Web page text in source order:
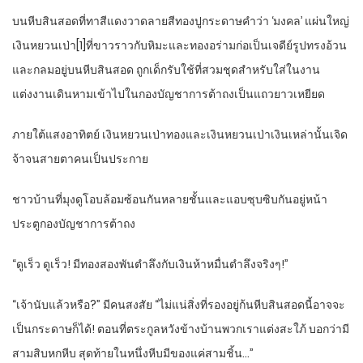
บนหีบสินสอดที่ทาสีแดงวาดลายสีทองปูกระดาษคำว่า ‘มงคล’ แผ่นใหญ่
เงินหยวนเป่า[1]ที่ขาวราวกับหิมะและทองอร่ามก่อเป็นเจดีย์รูปทรงอ้วน
และกลมอยู่บนหีบสินสอด ถูกเด็กรับใช้ที่สวมชุดสำหรับใส่ในงาน
แต่งงานเดินหามเข้าไปในกองบัญชาการต้าถงเป็นแถวยาวเหยียด
ภายใต้แสงอาทิตย์ เงินหยวนเป่าทองและเงินหยวนเป่าเงินเหล่านั้นเจิด
จ้าจนสายตาคนเป็นประกาย
ชาวบ้านที่มุงดูโอบล้อมซ้อนกันหลายชั้นและแอบซุบซิบกันอยู่หน้า
ประตูกองบัญชาการต้าถง
“ดูเร็ว ดูเร็ว! มีทองสองพันตำลึงกับเงินห้าหมื่นตำลึงจริงๆ!”
“เจ้านับแล้วหรือ?” มีคนสงสัย “ไม่แน่สิ่งที่รองอยู่ก้นหีบสินสอดนี้อาจจะ
เป็นกระดาษก็ได้! ตอนที่ตระกูลหวังข้างบ้านพวกเราแต่งสะใภ้ บอกว่ามี
สามสิบหกหีบ สุดท้ายในหนึ่งหีบมีของแค่สามชิ้น…”